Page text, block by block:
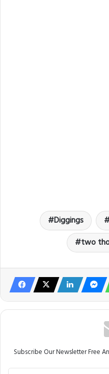
Diggings
two
Subscribe Our Newsletter Free